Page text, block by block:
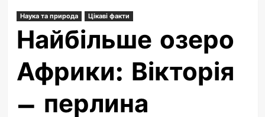
Наука та природа Цікаві факти
Найбільше озеро
Африки: Вікторія
– перлина